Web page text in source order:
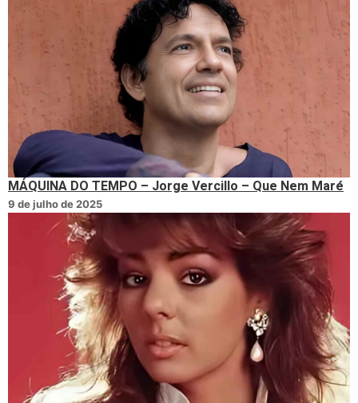
MÁQUINA DO TEMPO – Jorge Vercillo – Que Nem Maré
9 de julho de 2025